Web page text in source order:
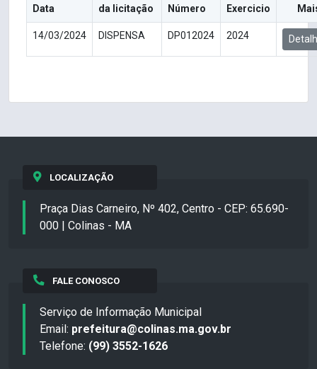
Data
da licitação
Número Exercicio
14/03/2024 DISPENSA DP012024 2024
LOCALIZAÇÃO
Praça Dias Carneiro, Nº 402, Centro - CEP: 65.690-
000 | Colinas - MA
FALE CONOSCO
Serviço de Informação Municipal
Email: prefeitura@colinas.ma.gov.br
Telefone: (99) 3552-1626